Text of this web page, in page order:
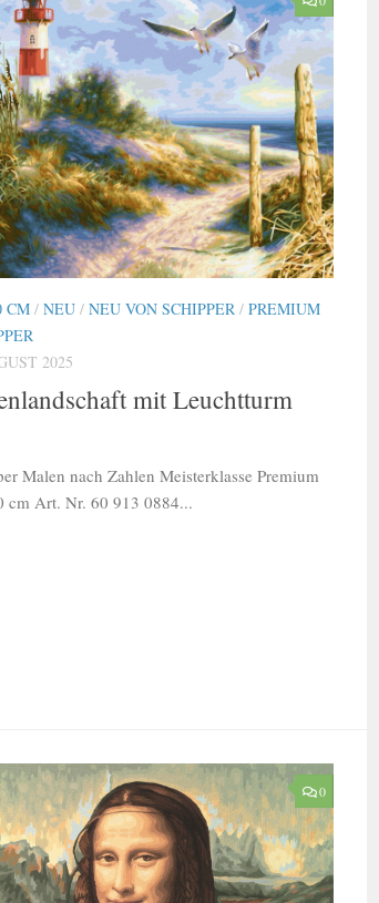
CM / NEU / NEU VON SCHIPPER / PREMIUM
2025
mit Leuchtturm
Malen nach Zahlen Meisterklasse Premium
cm Art. Nr. 60 913 0884...
0